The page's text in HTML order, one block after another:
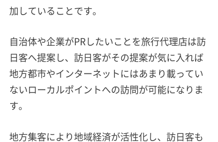
加していることです。
自治体や企業がPRしたいことを旅行代理店は訪
日客へ提案し、訪日客がその提案が気に入れば
地方都市やインターネットにはあまり載ってい
ないローカルポイントへの訪問が可能になりま
す。
地方集客により地域経済が活性化し、訪日客も